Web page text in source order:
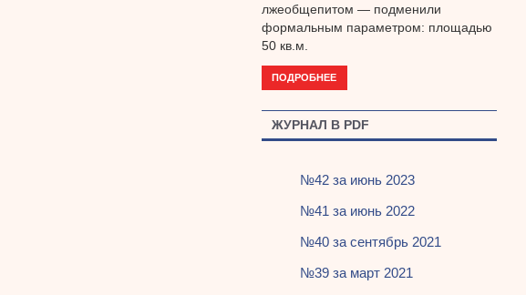
лжеобщепитом — подменили
формальным параметром: площадью
50 кв.м.
ПОДРОБНЕЕ
ЖУРНАЛ В PDF
№42 за июнь 2023
№41 за июнь 2022
№40 за сентябрь 2021
№39 за март 2021